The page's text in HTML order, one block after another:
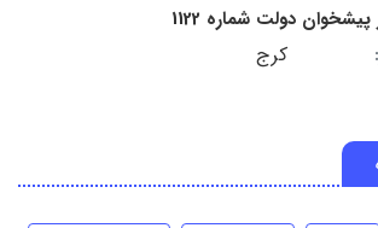
دولت شماره 1122
کرج